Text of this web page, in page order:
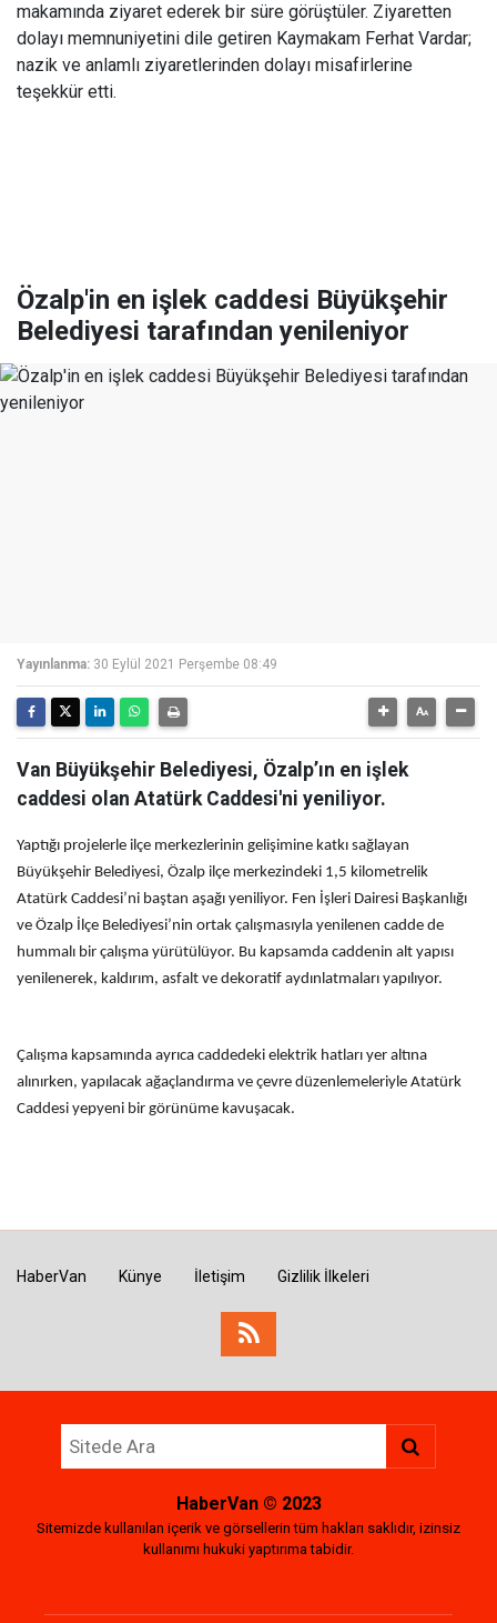
makamında ziyaret ederek bir süre görüştüler. Ziyaretten
dolayı memnuniyetini dile getiren Kaymakam Ferhat Vardar;
nazik ve anlamlı ziyaretlerinden dolayı misafirlerine
teşekkür etti.
Özalp'in en işlek caddesi Büyükşehir
Belediyesi tarafından yenileniyor
Yayınlanma: 30 Eylül 2021 Perşembe 08:49
Van Büyükşehir Belediyesi, Özalp’ın en işlek
caddesi olan Atatürk Caddesi'ni yeniliyor.
Yaptığı projelerle ilçe merkezlerinin gelişimine katkı sağlayan
Büyükşehir Belediyesi, Özalp ilçe merkezindeki 1,5 kilometrelik
Atatürk Caddesi’ni baştan aşağı yeniliyor. Fen İşleri Dairesi Başkanlığı
ve Özalp İlçe Belediyesi’nin ortak çalışmasıyla yenilenen cadde de
hummalı bir çalışma yürütülüyor. Bu kapsamda caddenin alt yapısı
yenilenerek, kaldırım, asfalt ve dekoratif aydınlatmaları yapılıyor.
Çalışma kapsamında ayrıca caddedeki elektrik hatları yer altına
alınırken, yapılacak ağaçlandırma ve çevre düzenlemeleriyle Atatürk
Caddesi yepyeni bir görünüme kavuşacak.
HaberVan Künye İletişim Gizlilik İlkeleri
HaberVan© 2023
Sitemizde kullanılan içerik ve görsellerin tüm hakları saklıdır, izinsiz
kullanımı hukuki yaptırıma tabidir.